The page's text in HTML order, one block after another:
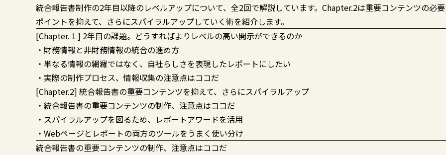
統合報告書制作の2年目以降のレベルアップについて、全2回で解説しています。Chapter.2は重要コンテンツの必
ポイントを抑えて、さらにスパイラルアップしていく術を紹介します。
[Chapter.１] 2年目の課題。どうすればよりレベルの高い開示ができるのか
・財務情報と非財務情報の統合の進め方
・単なる情報の網羅ではなく、自社らしさを表現したレポートにしたい
・実際の制作プロセス、情報収集の注意点はココだ
[Chapter.2] 統合報告書の重要コンテンツを抑えて、さらにスパイラルアップ
・統合報告書の重要コンテンツの制作、注意点はココだ
・スパイラルアップを図るため、レポートアワードを活用
・Webページとレポートの両方のツールをうまく使い分け
統合報告書の重要コンテンツの制作、注意点はココだ